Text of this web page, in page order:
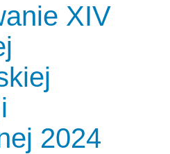
XIV
2024